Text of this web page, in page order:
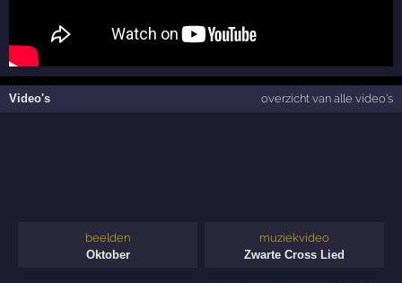
Video's overzicht van alle video's
beelden
Oktober
muziekvideo
Zwarte Cross Lied